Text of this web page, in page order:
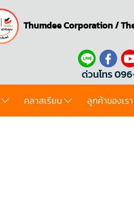
Thumdee Corporation/
ด่วนโทร
คลาสเรียน ลูกค้าของเร